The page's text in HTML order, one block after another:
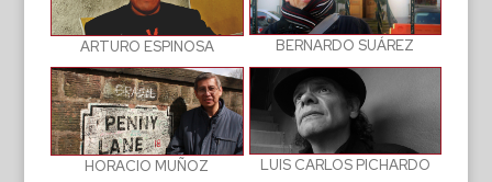
ARTURO ESPINOSA BERNARDO SUÁREZ
HORACIO MUÑOZ LUIS CARLOS PICHARDO